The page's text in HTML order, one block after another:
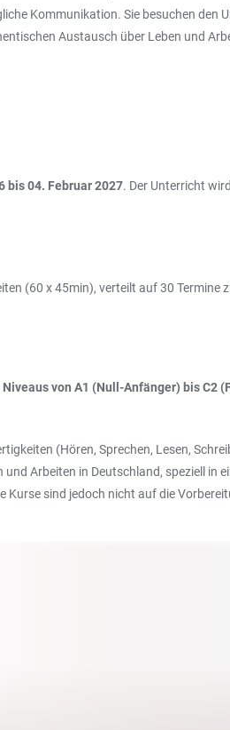
Kommunikation. Sie besuchen
Austausch über Leben und
bis 04. Februar 2027. Der Unterricht
(60 x 45min), verteilt auf 30 Termine
von A1 (Null-Anfänger) bis C2
(Hören, Sprechen, Lesen,
Arbeiten in Deutschland, speziell
Kurse sind jedoch nicht auf die